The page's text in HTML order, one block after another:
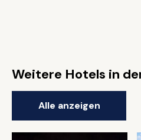
Weitere Hotels in
Alle anzeigen